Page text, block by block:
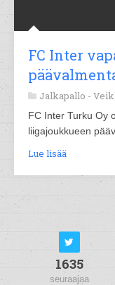
FC Inter
Jalkapallo -
FC Inter Turku Oy
liigajoukkueen
Lue lisää
1635
seuraajaa